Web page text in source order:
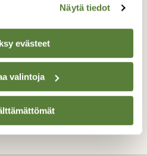
Näytä tiedot
evästeet
valintoja
37500 Lempäälä
LISTAAN